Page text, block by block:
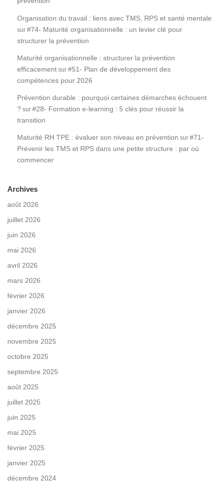
Organisation du travail : liens avec TMS, RPS et santé mentale
sur #74- Maturité organisationnelle : un levier clé pour
structurer la prévention
Maturité organisationnelle : structurer la prévention
efficacement sur #51- Plan de développement des
compétences pour 2026
Prévention durable : pourquoi certaines démarches échouent
? sur #28- Formation e-learning : 5 clés pour réussir la
transition
Maturité RH TPE : évaluer son niveau en prévention sur #71-
Prévenir les TMS et RPS dans une petite structure : par où
commencer
Archives
août 2026
juillet 2026
juin 2026
mai 2026
avril 2026
mars 2026
février 2026
janvier 2026
décembre 2025
novembre 2025
octobre 2025
septembre 2025
août 2025
juillet 2025
juin 2025
mai 2025
février 2025
janvier 2025
décembre 2024